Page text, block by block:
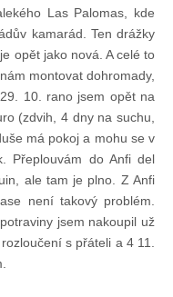
Las Palomas, kde
kamarád. Ten drážky
opět jako nová. A celé to
montovat dohromady,
10. rano jsem opět na
(zdvih, 4 dny na suchu,
má pokoj a mohu se v
Přeplouvám do Anfi del
ale tam je plno. Z Anfi
není takový problém.
jsem nakoupil už
s přáteli a 4 11.